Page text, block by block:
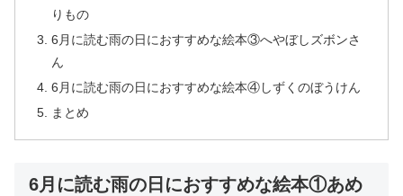
りもの
6月に読む雨の日におすすめな絵本③へやぼしズボンさ
ん
6月に読む雨の日におすすめな絵本④しずくのぼうけん
まとめ
6月に読む雨の日におすすめな絵本①あめ